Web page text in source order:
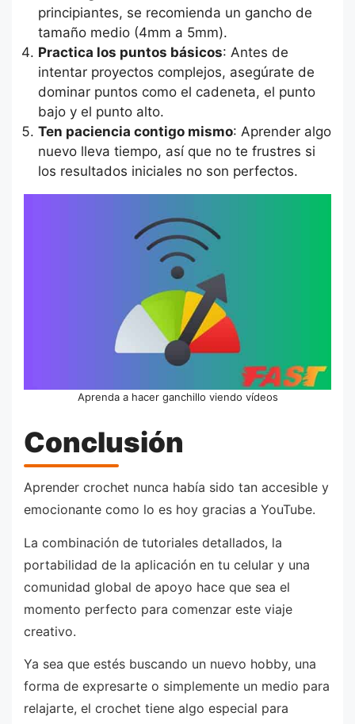
principiantes, se recomienda un gancho de
tamaño medio (4mm a 5mm).
Practica los puntos básicos: Antes de
intentar proyectos complejos, asegúrate de
dominar puntos como el cadeneta, el punto
bajo y el punto alto.
Ten paciencia contigo mismo: Aprender algo
nuevo lleva tiempo, así que no te frustres si
los resultados iniciales no son perfectos.
Aprenda a hacer ganchillo viendo vídeos
Conclusión
Aprender crochet nunca había sido tan accesible y
emocionante como lo es hoy gracias a YouTube.
La combinación de tutoriales detallados, la
portabilidad de la aplicación en tu celular y una
comunidad global de apoyo hace que sea el
momento perfecto para comenzar este viaje
creativo.
Ya sea que estés buscando un nuevo hobby, una
forma de expresarte o simplemente un medio para
relajarte, el crochet tiene algo especial para